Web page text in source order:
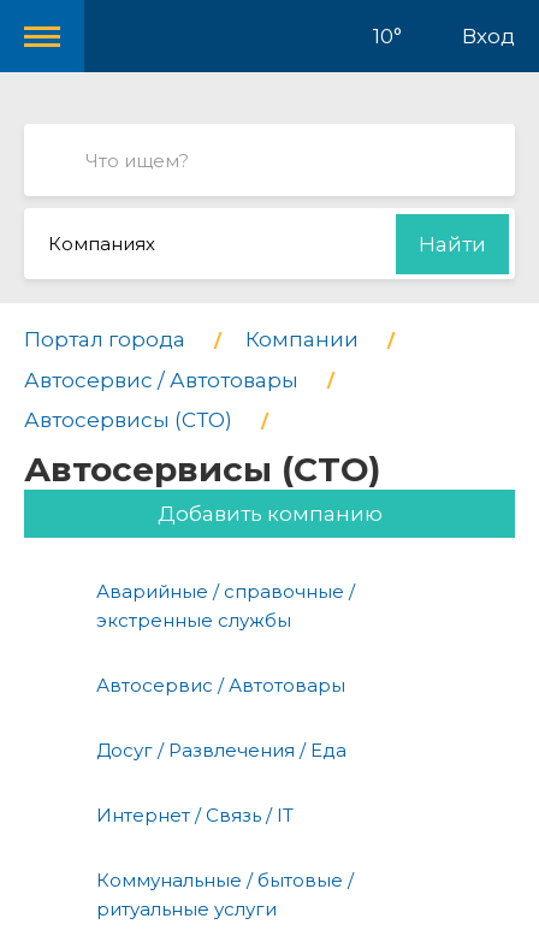
10° Вход
Компаниях Найти
Портал города
Компании
Автосервис / Автотовары
Автосервисы (СТО)
Автосервисы (СТО)
Добавить компанию
Аварийные / справочные /
экстренные службы
Автосервис / Автотовары
Досуг / Развлечения / Еда
Интернет / Связь / IT
Коммунальные / бытовые /
ритуальные услуги